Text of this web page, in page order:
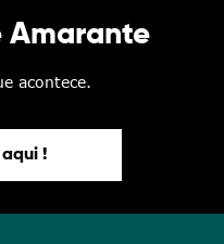
Amarante
acontece.
!